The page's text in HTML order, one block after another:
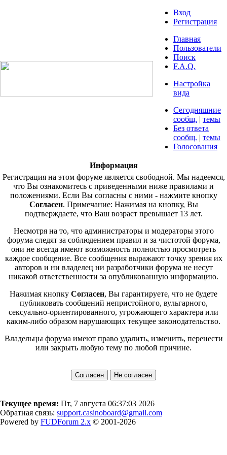
Вход
Регистрация
Главная
Пользователи
Поиск
F.A.Q.
Настройка
вида
Сегодняшние
сообщ. | темы
Без ответа
сообщ. | темы
Голосования
Информация
Регистрация на этом форуме является свободной. Мы надеемся,
что Вы ознакомитесь с приведенными ниже правилами и
положениями. Если Вы согласны с ними - нажмите кнопку
Согласен. Примечание: Нажимая на кнопку, Вы
подтверждаете, что Ваш возраст превышает 13 лет.
Несмотря на то, что администраторы и модераторы этого
форума следят за соблюдением правил и за чистотой форума,
они не всегда имеют возможность полностью просмотреть
каждое сообщение. Все сообщения выражают точку зрения их
авторов и ни владелец ни разработчики форума не несут
никакой ответственности за опубликованную информацию.
Нажимая кнопку Согласен, Вы гарантируете, что не будете
публиковать сообщений непристойного, вульгарного,
сексуально-ориентированного, угрожающего характера или
каким-либо образом нарушающих текущее законодательство.
Владельцы форума имеют право удалить, изменить, перенести
или закрыть любую тему по любой причине.
Текущее время: Пт, 7 августа 06:37:03 2026
Обратная связь: support.casinoboard@gmail.com
Powered by FUDForum 2.x © 2001-2026